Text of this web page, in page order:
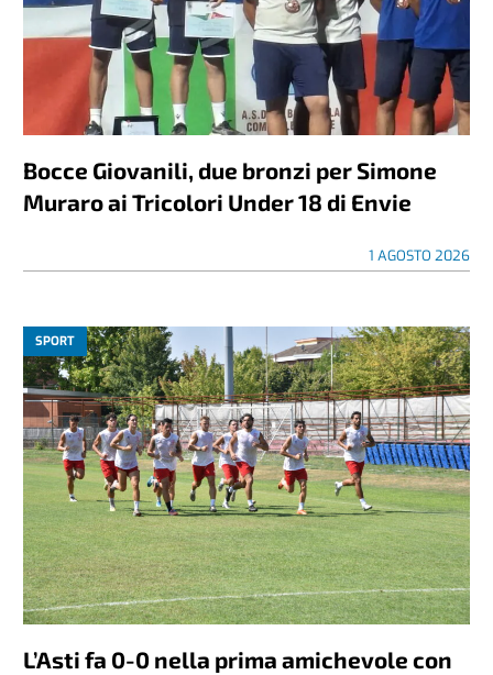
Bocce Giovanili, due bronzi per Simone
Muraro ai Tricolori Under 18 di Envie
1 AGOSTO 2026
SPORT
L’Asti fa 0-0 nella prima amichevole con